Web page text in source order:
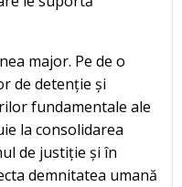
major. Pe de o
de detenție și
fundamentale ale
la consolidarea
de justiție și în
demnitatea umană